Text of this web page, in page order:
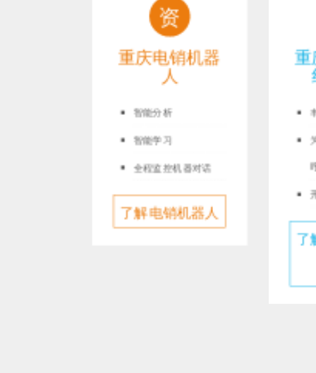
资
重庆电销机器
人
智能分析
智能学习
全程监控机器对话
了解电销机器人
了